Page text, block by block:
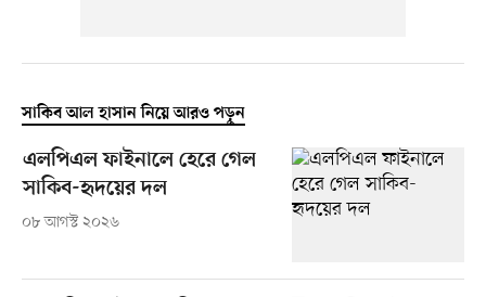
সাকিব আল হাসান নিয়ে আরও পড়ুন
এলপিএল ফাইনালে হেরে গেল
সাকিব-হৃদয়ের দল
০৮ আগস্ট ২০২৬